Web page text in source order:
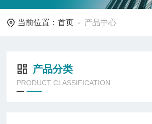
当前位置：首页 - 产品中心
产品分类
PRODUCT CLASSIFICATION